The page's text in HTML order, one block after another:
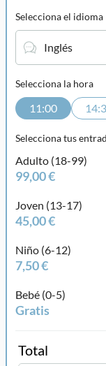
Selecciona el idioma
Inglés
Selecciona la hora
11:00
Selecciona tus
Adulto (18-99)
99,00 €
Joven (13-17)
45,00 €
Niño (6-12)
7,50 €
Bebé (0-5)
Gratis
Total